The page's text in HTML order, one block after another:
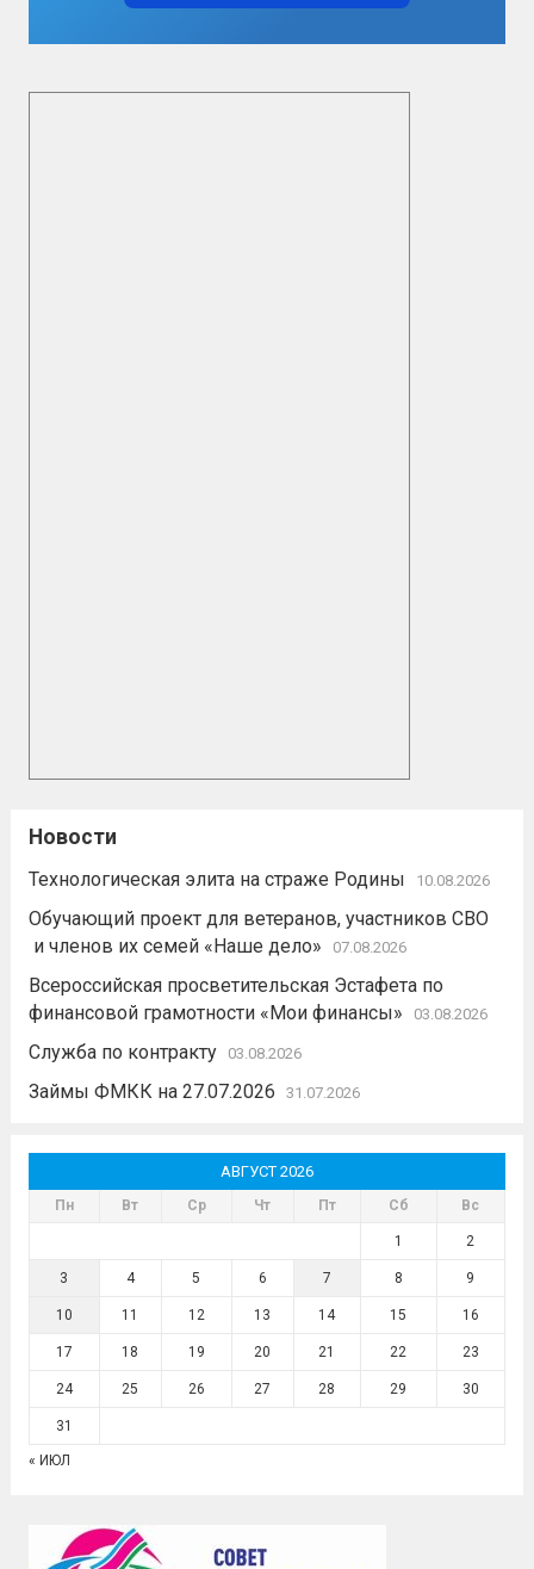
Новости
Технологическая элита на страже Родины 10.08.2026
Обучающий проект для ветеранов, участников СВО
и членов их семей «Наше дело»
07.08.2026
Всероссийская просветительская Эстафета по
финансовой грамотности «Мои финансы»
03.08.2026
Служба по контракту 03.08.2026
Займы ФМКК на 27.07.2026 31.07.2026
АВГУСТ 2026
Пн Вт Ср Чт Пт Сб Вс
1 2
3 4 5 6 7 8 9
10 11 12 13 14 15 16
17 18 19 20 21 22 23
24 25 26 27 28 29 30
31
« ИЮЛ